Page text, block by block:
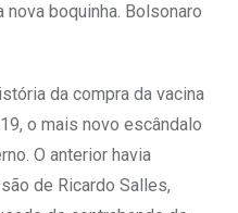
boquinha. Bolsonaro
da compra da vacina
o mais novo escândalo
O anterior havia
de Ricardo Salles,